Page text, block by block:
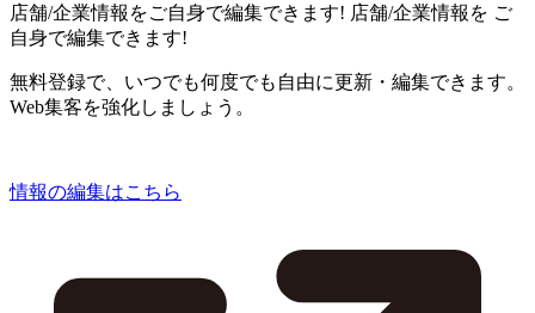
店舗/企業情報をご自身で編集できます! 店舗/企業情報を ご
自身で編集できます!
無料登録で、いつでも何度でも自由に更新・編集できます。
Web集客を強化しましょう。
情報の編集はこちら